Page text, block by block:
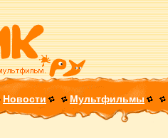
Новости Мультфильмы